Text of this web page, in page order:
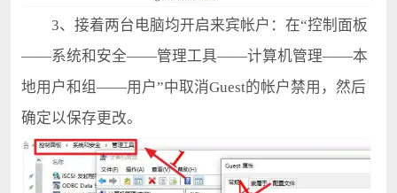
3、接着两台电脑均开启来宾帐户：在“控制面板
——系统和安全——管理工具——计算机管理——本
地用户和组——用户”中取消Guest的帐户禁用，然后
确定以保存更改。